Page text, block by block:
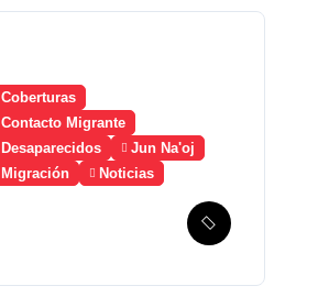
Coberturas
Contacto Migrante
Desaparecidos
Jun Na'oj
Migración
Noticias